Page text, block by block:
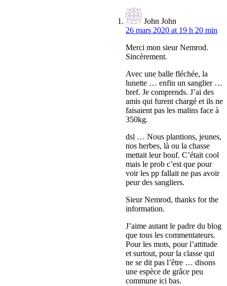
John John
26 mars 2020 at 19 h 20 min
Merci mon sieur Nemrod.
Sincèrement.
Avec une balle fléchée, la
lunette … enfin un sanglier …
bref. Je comprends. J’ai des
amis qui furent chargé et ils ne
faisaient pas les malins face à
350kg.
dsl … Nous plantions, jeunes,
nos herbes, là ou la chasse
mettait leur bouf. C’était cool
mais le prob c’est que pour
voir les pp fallait ne pas avoir
peur des sangliers.
Sieur Nemrod, thanks for the
information.
J’aime autant le padre du blog
que tous les commentateurs.
Pour les mots, pour l’attitude
et surtout, pour la classe qui
ne se dit pas l’être … disons
une espèce de grâce peu
commune ici bas.